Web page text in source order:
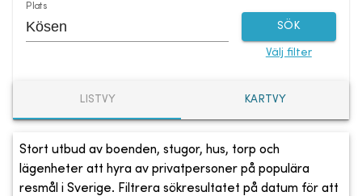
Plats
SÖK
Välj filter
LISTVY KARTVY
Stort utbud av boenden, stugor, hus, torp och
lägenheter att hyra av privatpersoner på populära
resmål i Sverige. Filtrera sökresultatet på datum för att